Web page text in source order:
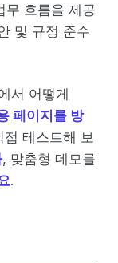
무 흐름을 제공
및 규정 준수
서 어떻게
페이지를 방
테스트해 보
, 맞춤형 데모를
.